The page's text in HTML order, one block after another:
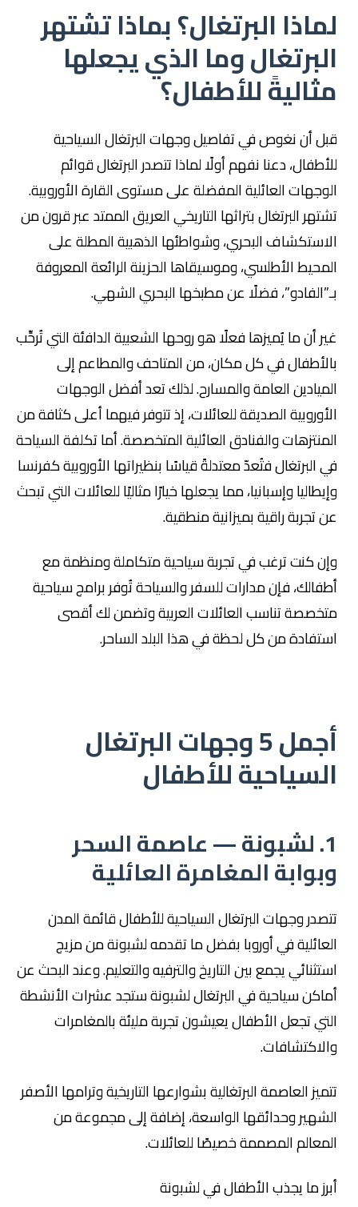
لماذا البرتغال؟ بماذا تشتهر
البرتغال وما الذي يجعلها
مثاليةً للأطفال؟
قبل أن نغوص في تفاصيل وجهات البرتغال السياحية
للأطفال، دعنا نفهم أولًا لماذا تتصدر البرتغال قوائم
الوجهات العائلية المفضلة على مستوى القارة الأوروبية.
تشتهر البرتغال بتراثها التاريخي العريق الممتد عبر قرون من
الاستكشاف البحري، وشواطئها الذهبية المطلة على
المحيط الأطلسي، وموسيقاها الحزينة الرائعة المعروفة
بـ”الفادو”، فضلًا عن مطبخها البحري الشهي.
غير أن ما يُميزها فعلًا هو روحها الشعبية الدافئة التي تُرحِّب
بالأطفال في كل مكان، من المتاحف والمطاعم إلى
الميادين العامة والمسارح. لذلك تعد أفضل الوجهات
الأوروبية الصديقة للعائلات، إذ تتوفر فيهما أعلى كثافة من
المنتزهات والفنادق العائلية المتخصصة. أما تكلفة السياحة
في البرتغال فتُعدّ معتدلةً قياسًا بنظيراتها الأوروبية كفرنسا
وإيطاليا وإسبانيا، مما يجعلها خيارًا مثاليًا للعائلات التي تبحث
عن تجربة راقية بميزانية منطقية.
وإن كنت ترغب في تجربة سياحية متكاملة ومنظمة مع
أطفالك، فإن مدارات للسفر والسياحة تُوفر برامج سياحية
متخصصة تناسب العائلات العربية وتضمن لك أقصى
استفادة من كل لحظة في هذا البلد الساحر.
أجمل 5 وجهات البرتغال
السياحية للأطفال
1. لشبونة — عاصمة السحر
وبوابة المغامرة العائلية
تتصدر وجهات البرتغال السياحية للأطفال قائمة المدن
العائلية في أوروبا بفضل ما تقدمه لشبونة من مزيج
استثنائي يجمع بين التاريخ والترفيه والتعليم. وعند البحث عن
أماكن سياحية في البرتغال لشبونة ستجد عشرات الأنشطة
التي تجعل الأطفال يعيشون تجربة مليئة بالمغامرات
والاكتشافات.
تتميز العاصمة البرتغالية بشوارعها التاريخية وترامها الأصفر
الشهير وحدائقها الواسعة، إضافة إلى مجموعة من
المعالم المصممة خصيصًا للعائلات.
أبرز ما يجذب الأطفال في لشبونة